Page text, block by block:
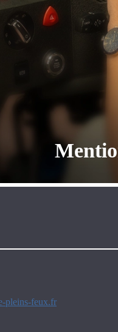
pleins-feux.fr